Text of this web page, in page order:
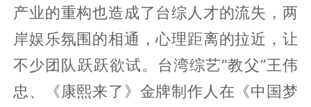
产业的重构也造成了台综人才的流失，两
岸娱乐氛围的相通，心理距离的拉近，让
不少团队跃跃欲试。台湾综艺“教父”王伟
忠、《康熙来了》金牌制作人在《中国梦